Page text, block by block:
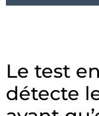
Le test
détecte